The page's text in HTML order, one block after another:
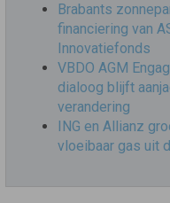
Brabants
financiering van
Innovatiefonds
VBDO AGM
dialoog blijft
verandering
ING en Allianz
vloeibaar gas uit